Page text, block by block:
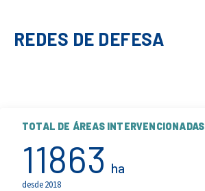
REDES DE DEFESA
TOTAL DE ÁREAS INTERVENCIONADAS
11863 ha
desde 2018